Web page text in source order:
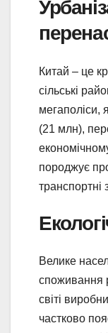
Китай – це
сільські
мегаполіси,
(21 млн),
породжує
транспортні
Велике
споживання
світі
частково